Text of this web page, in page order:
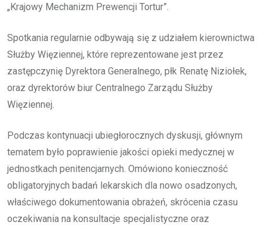
„Krajowy Mechanizm Prewencji Tortur”.
Spotkania regularnie odbywają się z udziałem kierownictwa
Służby Więziennej, które reprezentowane jest przez
zastępczynię Dyrektora Generalnego, płk Renatę Niziołek,
oraz dyrektorów biur Centralnego Zarządu Służby
Więziennej.
Podczas kontynuacji ubiegłorocznych dyskusji, głównym
tematem było poprawienie jakości opieki medycznej w
jednostkach penitencjarnych. Omówiono konieczność
obligatoryjnych badań lekarskich dla nowo osadzonych,
właściwego dokumentowania obrażeń, skrócenia czasu
oczekiwania na konsultacje specjalistyczne oraz